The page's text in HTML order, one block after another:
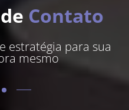
Contato
estratégia para sua
mesmo